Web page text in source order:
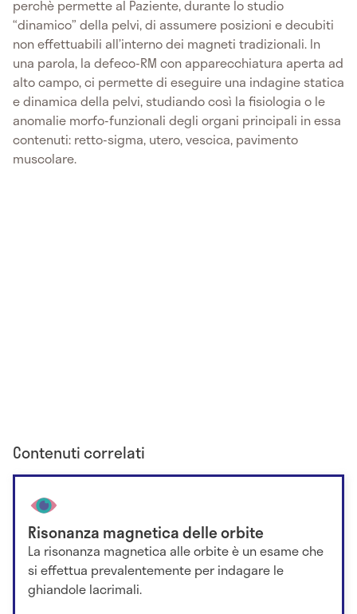
perchè permette al Paziente, durante lo studio
“dinamico” della pelvi, di assumere posizioni e decubiti
non effettuabili all’interno dei magneti tradizionali. In
una parola, la defeco-RM con apparecchiatura aperta ad
alto campo, ci permette di eseguire una indagine statica
e dinamica della pelvi, studiando così la fisiologia o le
anomalie morfo-funzionali degli organi principali in essa
contenuti: retto-sigma, utero, vescica, pavimento
muscolare.
Contenuti correlati
Risonanza magnetica delle orbite
La risonanza magnetica alle orbite è un esame che
si effettua prevalentemente per indagare le
ghiandole lacrimali.